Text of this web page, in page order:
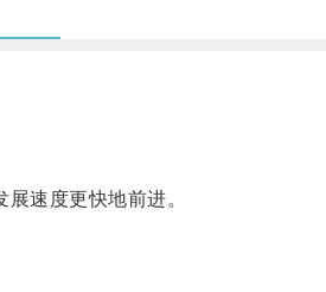
速度更快地前进。